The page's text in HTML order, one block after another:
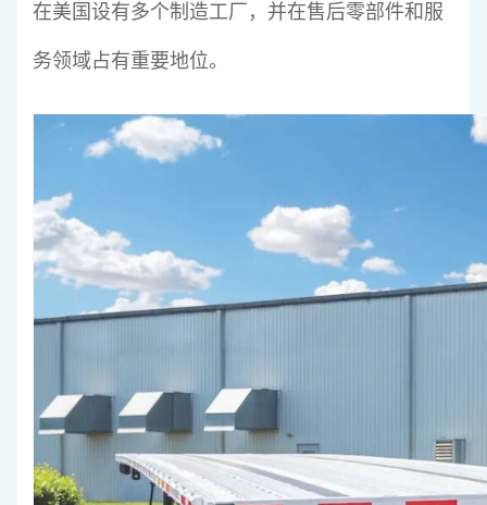
在美国设有多个制造工厂，并在售后零部件和服
务领域占有重要地位。